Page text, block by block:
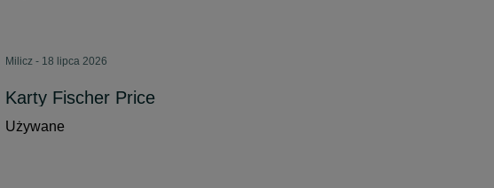
Milicz - 18 lipca 2026
Karty Fischer Price
Używane